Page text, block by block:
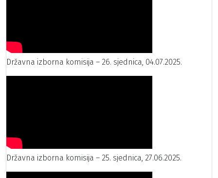
Državna izborna komisija – 26. sjednica, 04.07.2025.
Državna izborna komisija – 25. sjednica, 27.06.2025.